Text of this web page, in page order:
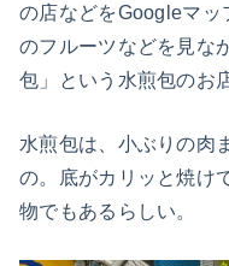
の店などをGoogleマッ
のフルーツなどを見な
包」という水煎包のお
水煎包は、小ぶりの肉
の。底がカリッと焼け
物でもあるらしい。